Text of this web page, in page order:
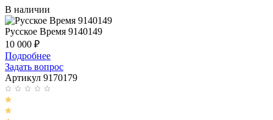
В наличии
Русское Время 9140149
10 000 ₽
Подробнее
Задать вопрос
Артикул 9170179